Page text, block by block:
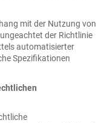
mit der Nutzung von
der Richtlinie
automatisierter
Spezifikationen